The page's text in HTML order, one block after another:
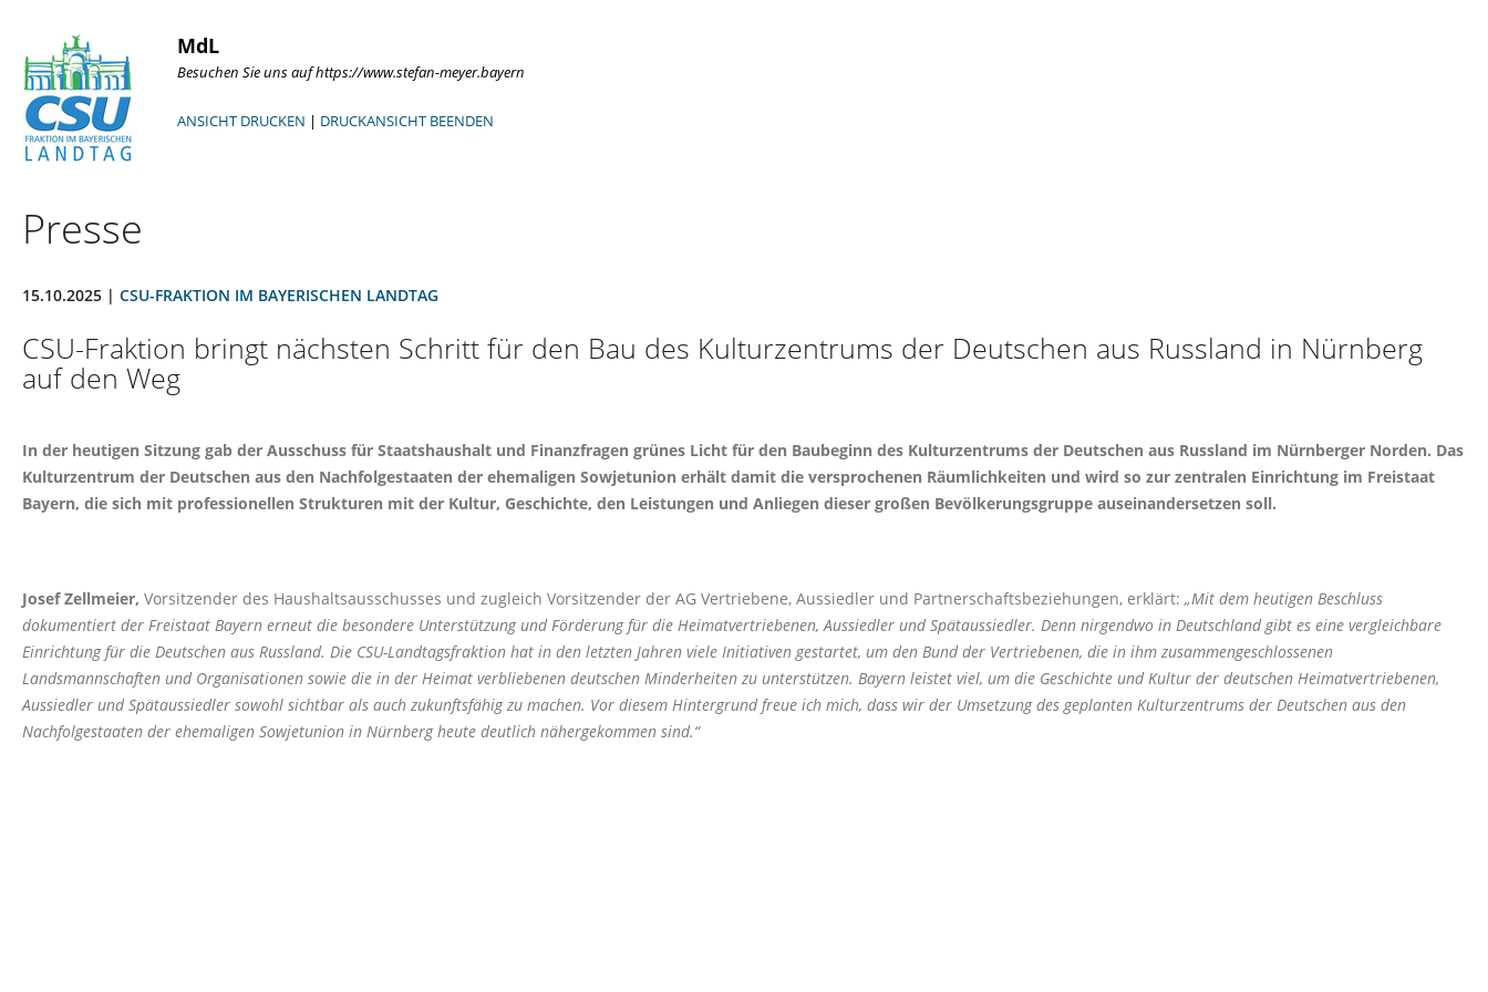
MdL
Besuchen Sie uns auf https://www.stefan-meyer.bayern
ANSICHT DRUCKEN | DRUCKANSICHT BEENDEN
Presse
15.10.2025 | CSU-FRAKTION IM BAYERISCHEN LANDTAG
CSU-Fraktion bringt nächsten Schritt für den Bau des Kulturzentrums der Deutschen aus Russland in Nürnberg
auf den Weg
In der heutigen Sitzung gab der Ausschuss für Staatshaushalt und Finanzfragen grünes Licht für den Baubeginn des Kulturzentrums der Deutschen aus Russland im Nürnberger Norden. Das
Kulturzentrum der Deutschen aus den Nachfolgestaaten der ehemaligen Sowjetunion erhält damit die versprochenen Räumlichkeiten und wird so zur zentralen Einrichtung im Freistaat
Bayern, die sich mit professionellen Strukturen mit der Kultur, Geschichte, den Leistungen und Anliegen dieser großen Bevölkerungsgruppe auseinandersetzen soll.
Josef Zellmeier, Vorsitzender des Haushaltsausschusses und zugleich Vorsitzender der AG Vertriebene, Aussiedler und Partnerschaftsbeziehungen, erklärt: Mit dem heutigen Beschluss
dokumentiert der Freistaat Bayern erneut die besondere Unterstützung und Förderung für die Heimatvertriebenen, Aussiedler und Spätaussiedler. Denn nirgendwo in Deutschland gibt es eine vergleichbare
Einrichtung für die Deutschen aus Russland. Die CSU-Landtagsfraktion hat in den letzten Jahren viele Initiativen gestartet, um den Bund der Vertriebenen, die in ihm zusammengeschlossenen
Landsmannschaften und Organisationen sowie die in der Heimat verbliebenen deutschen Minderheiten zu unterstützen. Bayern leistet viel, um die Geschichte und Kultur der deutschen Heimatvertriebenen,
Aussiedler und Spätaussiedler sowohl sichtbar als auch zukunftsfähig zu machen. Vor diesem Hintergrund freue ich mich, dass wir der Umsetzung des geplanten Kulturzentrums der Deutschen aus den
Nachfolgestaaten der ehemaligen Sowjetunion in Nürnberg heute deutlich nähergekommen sind.“